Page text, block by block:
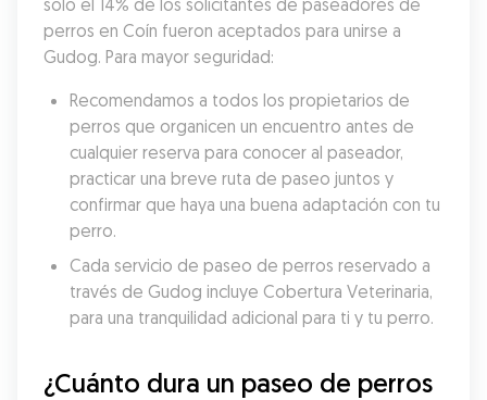
solo el 14% de los solicitantes de paseadores de
perros en Coín fueron aceptados para unirse a
Gudog. Para mayor seguridad:
Recomendamos a todos los propietarios de
perros que organicen un encuentro antes de
cualquier reserva para conocer al paseador,
practicar una breve ruta de paseo juntos y
confirmar que haya una buena adaptación con tu
perro.
Cada servicio de paseo de perros reservado a
través de Gudog incluye Cobertura Veterinaria,
para una tranquilidad adicional para ti y tu perro.
¿Cuánto dura un paseo de perros